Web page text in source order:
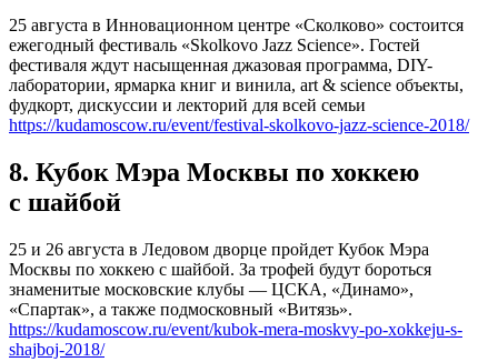
25 августа в Инновационном центре «Сколково» состоится
ежегодный фестиваль «Skolkovo Jazz Science». Гостей
фестиваля ждут насыщенная джазовая программа, DIY-
лаборатории, ярмарка книг и винила, art & science объекты,
фудкорт, дискуссии и лекторий для всей семьи
https://kudamoscow.ru/event/festival-skolkovo-jazz-science-2018/
8. Кубок Мэра Москвы по хоккею
с шайбой
25 и 26 августа в Ледовом дворце пройдет Кубок Мэра
Москвы по хоккею с шайбой. За трофей будут бороться
знаменитые московские клубы — ЦСКА, «Динамо»,
«Спартак», а также подмосковный «Витязь».
https://kudamoscow.ru/event/kubok-mera-moskvy-po-xokkeju-s-
shajboj-2018/